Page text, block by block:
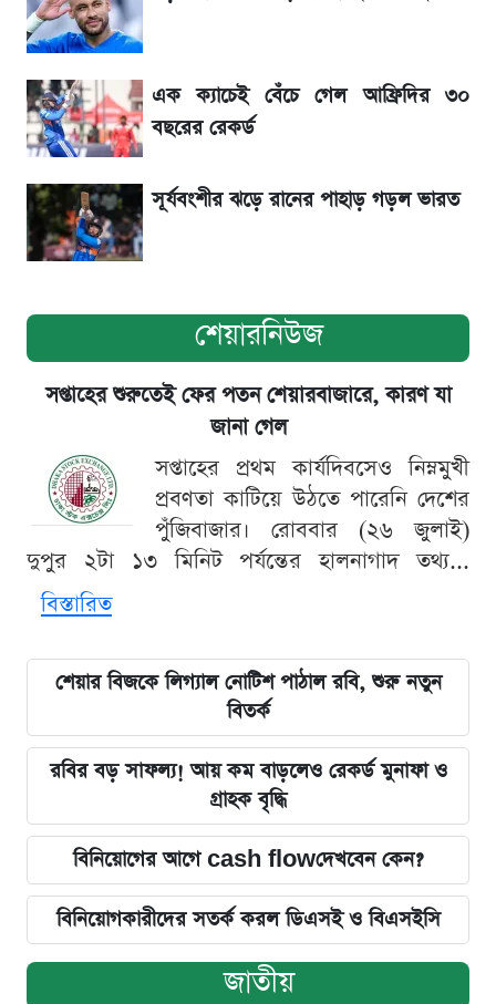
শেখ হাসিনার বক্তব্য ঘিরে ভারতকে কড়া বার্তা
বাংলাদেশের
সাকিবের বাড়িতে হামলা নিয়ে মুখ খুললেন দিলীপ
ঘোষ
এক ক্যাচেই বেঁচে গেল আফ্রিদির ৩০
বছরের রেকর্ড
সূর্যবংশীর ঝড়ে রানের পাহাড় গড়ল ভারত
শেয়ারনিউজ
সপ্তাহের শুরুতেই ফের পতন শেয়ারবাজারে, কারণ যা
জানা গেল
সপ্তাহের প্রথম কার্যদিবসেও নিম্নমুখী
প্রবণতা কাটিয়ে উঠতে পারেনি দেশের
পুঁজিবাজার। রোববার (২৬ জুলাই)
দুপুর ২টা ১৩ মিনিট পর্যন্তের হালনাগাদ তথ্য...
বিস্তারিত
শেয়ার বিজকে লিগ্যাল নোটিশ পাঠাল রবি, শুরু নতুন
বিতর্ক
রবির বড় সাফল্য! আয় কম বাড়লেও রেকর্ড মুনাফা ও
গ্রাহক বৃদ্ধি
বিনিয়োগের আগে cash flowদেখবেন কেন?
বিনিয়োগকারীদের সতর্ক করল ডিএসই ও বিএসইসি
জাতীয়